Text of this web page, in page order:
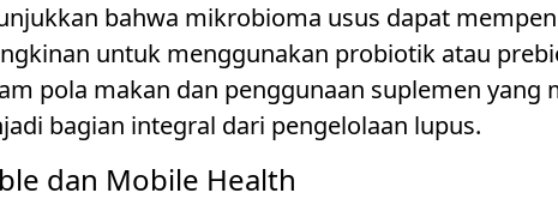
bahwa mikrobioma usus dapat
untuk menggunakan probiotik atau
pola makan dan penggunaan suplemen yang
bagian integral dari pengelolaan lupus.
dan Mobile Health